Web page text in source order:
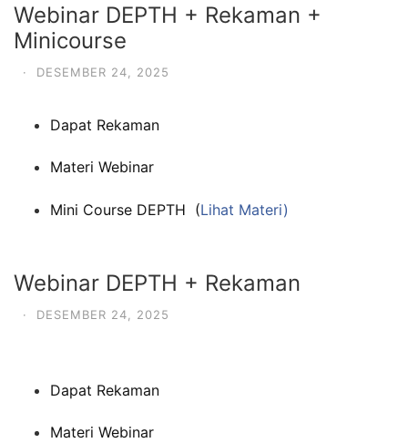
Webinar DEPTH + Rekaman +
Minicourse
· DESEMBER 24, 2025
Dapat Rekaman
Materi Webinar
Mini Course DEPTH (Lihat Materi)
Webinar DEPTH + Rekaman
· DESEMBER 24, 2025
Dapat Rekaman
Materi Webinar